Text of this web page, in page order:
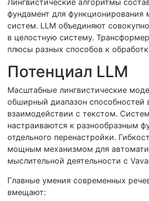
Лингвистические алгоритмы
фундамент для функционирования
систем. LLM объединяют
в целостную систему.
плюсы разных способов к
Потенциал LLM
Масштабные лингвистические
обширный диапазон способностей
взаимодействии с текстом.
настраиваются к разнообразным
отдельного перенастройки.
мощным механизмом для
мыслительной деятельности с
Главные умения современных
вмещают: